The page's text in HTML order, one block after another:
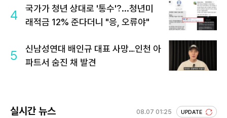
4
국가가 청년 상대로 '통수'?...청년미
래적금 12% 준다더니 "응, 오류야"
5
신남성연대 배인규 대표 사망…인천 아
파트서 숨진 채 발견
실시간 뉴스 08.07 01:25 UPDATE